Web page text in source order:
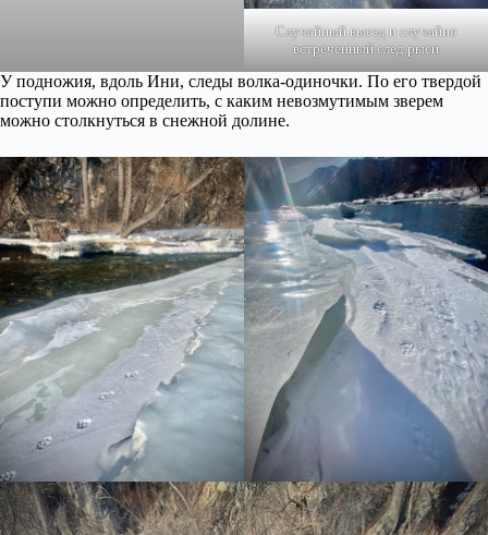
Случайный выезд и случайно
встреченный след рыси
У подножия, вдоль Ини, следы волка-одиночки. По его твердой
поступи можно определить, с каким невозмутимым зверем
можно столкнуться в снежной долине.